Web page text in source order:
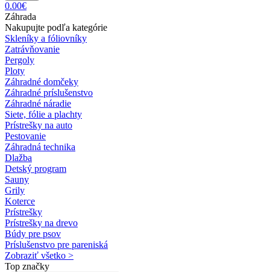
0.00€
Záhrada
Nakupujte podľa kategórie
Skleníky a fóliovníky
Zatrávňovanie
Pergoly
Ploty
Záhradné domčeky
Záhradné príslušenstvo
Záhradné náradie
Siete, fólie a plachty
Prístrešky na auto
Pestovanie
Záhradná technika
Dlažba
Detský program
Sauny
Grily
Koterce
Prístrešky
Prístrešky na drevo
Búdy pre psov
Príslušenstvo pre pareniská
Zobraziť všetko >
Top značky